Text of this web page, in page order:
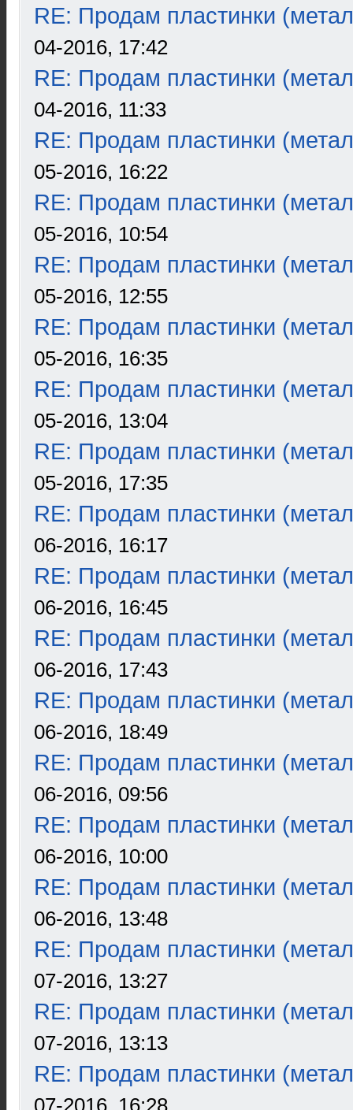
RE: Продам пластинки
04-2016, 17:42
RE: Продам пластинки
04-2016, 11:33
RE: Продам пластинки
05-2016, 16:22
RE: Продам пластинки
05-2016, 10:54
RE: Продам пластинки
05-2016, 12:55
RE: Продам пластинки
05-2016, 16:35
RE: Продам пластинки
05-2016, 13:04
RE: Продам пластинки
05-2016, 17:35
RE: Продам пластинки
06-2016, 16:17
RE: Продам пластинки
06-2016, 16:45
RE: Продам пластинки
06-2016, 17:43
RE: Продам пластинки
06-2016, 18:49
RE: Продам пластинки
06-2016, 09:56
RE: Продам пластинки
06-2016, 10:00
RE: Продам пластинки
06-2016, 13:48
RE: Продам пластинки
07-2016, 13:27
RE: Продам пластинки
07-2016, 13:13
RE: Продам пластинки
07-2016, 16:28